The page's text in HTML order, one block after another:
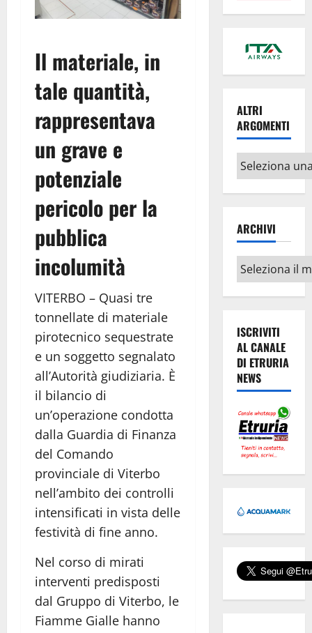
Il materiale, in
tale quantità,
rappresentava
un grave e
potenziale
pericolo per la
pubblica
incolumità
VITERBO – Quasi tre
tonnellate di materiale
pirotecnico sequestrate
e un soggetto segnalato
all’Autorità giudiziaria. È
il bilancio di
un’operazione condotta
dalla Guardia di Finanza
del Comando
provinciale di Viterbo
nell’ambito dei controlli
intensificati in vista delle
festività di fine anno.
Nel corso di mirati
interventi predisposti
dal Gruppo di Viterbo, le
Fiamme Gialle hanno
ALTRI
ARGOMENTI
Altri
argomenti
ARCHIVI
Archivi
ISCRIVITI
AL CANALE
DI ETRURIA
NEWS